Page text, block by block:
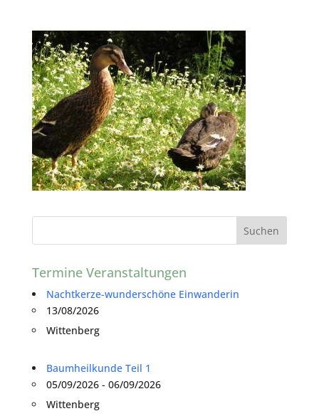
Termine Veranstaltungen
Nachtkerze-wunderschöne Einwanderin
13/08/2026
Wittenberg
Baumheilkunde Teil 1
05/09/2026 - 06/09/2026
Wittenberg